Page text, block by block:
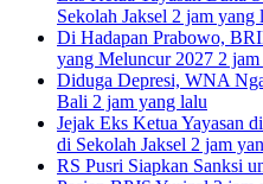
Sekolah Jaksel 2 jam yang
Di Hadapan Prabowo,
yang Meluncur 2027 2
Diduga Depresi, WNA
Bali 2 jam yang lalu
Jejak Eks Ketua Yayasan
di Sekolah Jaksel 2 jam
RS Pusri Siapkan Sanksi